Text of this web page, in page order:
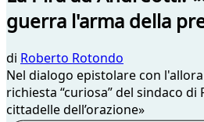
guerra l'arma della
di Roberto Rotondo
Nel dialogo epistolare con
richiesta “curiosa” del sindaco
cittadelle dell’orazione»